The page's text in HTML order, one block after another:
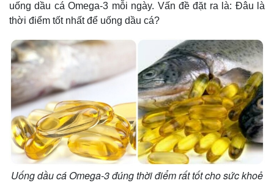
uống dầu cá Omega-3 mỗi ngày. Vấn đề đặt ra là: Đâu là
thời điểm tốt nhất để uống dầu cá?
Uống dầu cá Omega-3 đúng thời điểm rất tốt cho sức khoẻ